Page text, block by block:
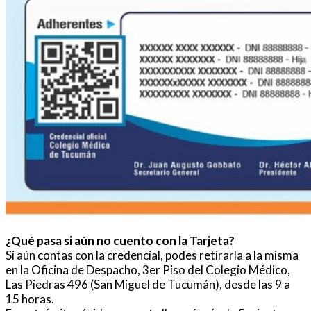
¿Qué pasa si aún no cuento con la Tarjeta?
Si aún contas con la credencial, podes retirarla a la misma
en la Oficina de Despacho, 3er Piso del Colegio Médico,
Las Piedras 496 (San Miguel de Tucumán), desde las 9 a
15 horas.